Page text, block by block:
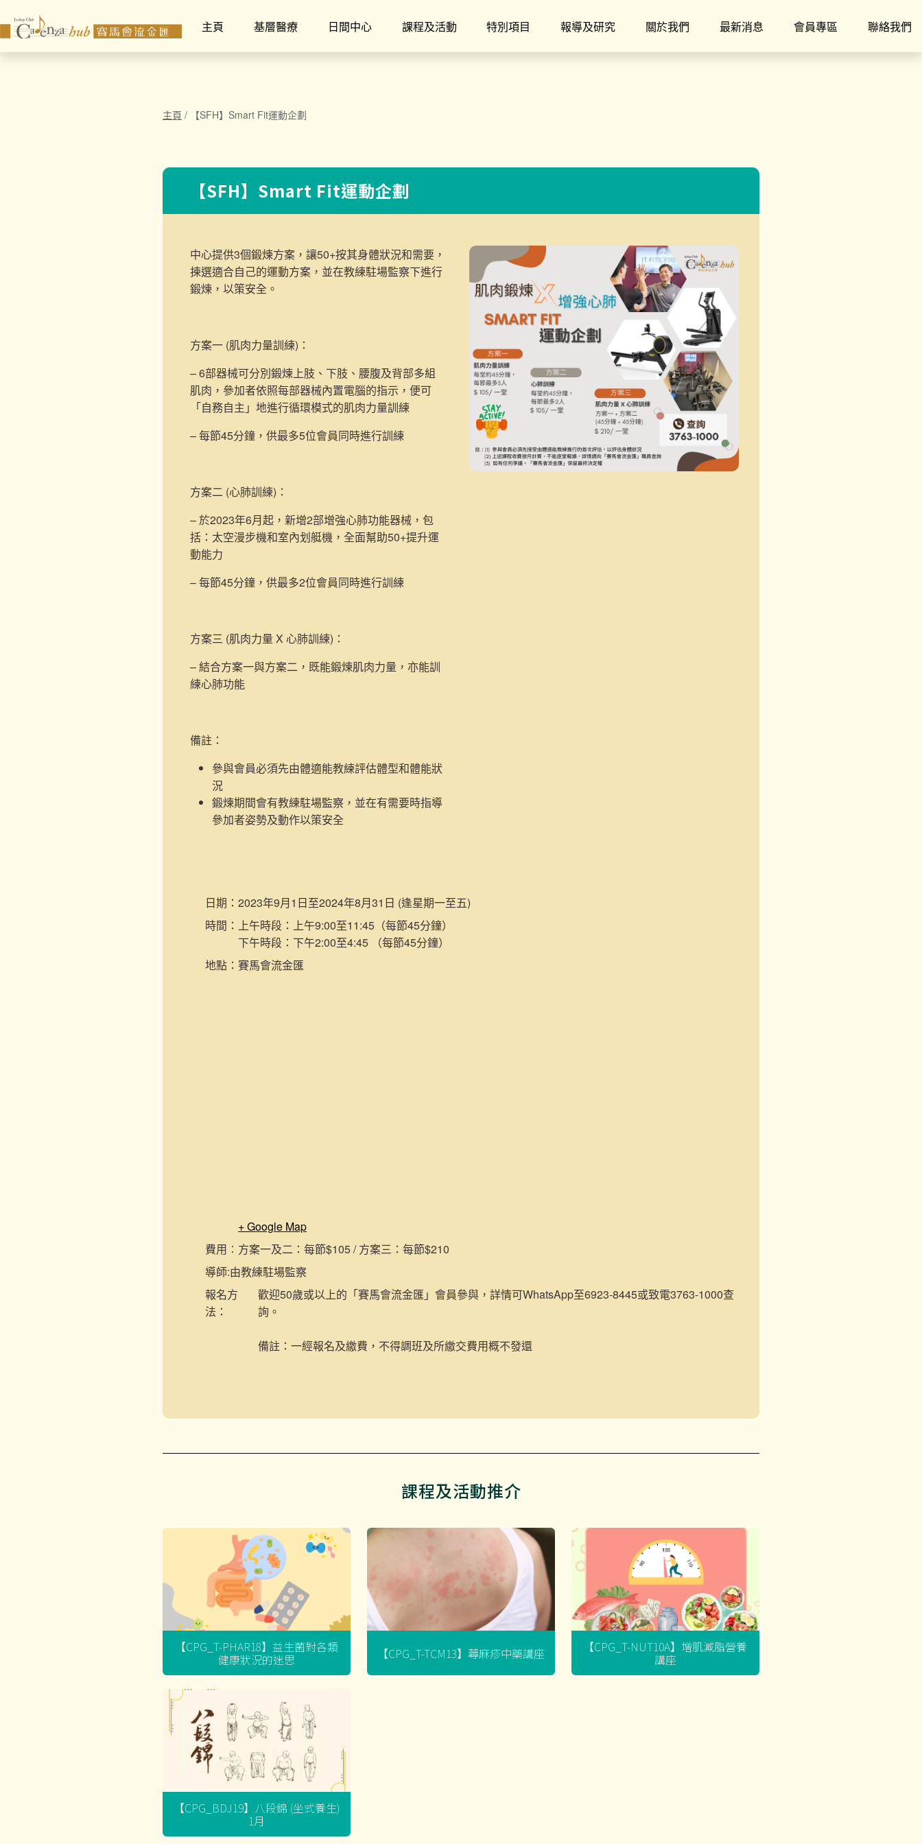
主頁 基層醫療 日間中心 課程及活動 特別項目 報導及研究 關於我們 最新消息 會員專區 聯絡我們
主頁 / 【SFH】Smart Fit運動企劃
【SFH】Smart Fit運動企劃
中心提供3個鍛煉方案，讓50+按其身體狀況和需要，
揀選適合自己的運動方案，並在教練駐場監察下進行
鍛煉，以策安全。
方案一 (肌肉力量訓練) ：
– 6部器械可分別鍛煉上肢、下肢、腰腹及背部多組
肌肉，參加者依照每部器械內置電腦的指示，便可
「自務自主」地進行循環模式的肌肉力量訓練
– 每節45分鐘，供最多5位會員同時進行訓練
方案二 (心肺訓練) ：
– 於2023年6月起，新增2部增強心肺功能器械，包
括：太空漫步機和室內划艇機， 全面幫助50+提升運
動能力
– 每節45分鐘，供最多2位會員同時進行訓練
方案三 (肌肉力量 X 心肺訓練) ：
– 結合方案一與方案二，既能鍛煉肌肉力量，亦能訓
練心肺功能
備註：
參與會員必須先由體適能教練評估體型和體能狀
況
鍛煉期間會有教練駐場監察，並在有需要時指導
參加者姿勢及動作以策安全
日期： 2023年9月1日至2024年8月31日 (逢星期一至五)
時間： 上午時段：上午9:00至11:45（每節45分鐘）
下午時段：下午2:00至4:45 （每節45分鐘）
地點： 賽馬會流金匯
+ Google Map
費用︰ 方案一及二：每節$105 / 方案三：每節$210
導師:由教練駐場監察
報名方
法：
歡迎50歲或以上的「賽馬會流金匯」會員參與，詳情可WhatsApp至6923-8445或致電3763-1000查
詢。
備註：一經報名及繳費，不得調班及所繳交費用概不發還
課程及活動推介
【CPG_T-PHAR18】益生菌對各類
健康狀況的迷思 【CPG_T-TCM13】蕁麻疹中藥講座 【CPG_T-NUT10A】增肌減脂營養
講座
【CPG_BDJ19】八段錦 (坐式養生)
1月